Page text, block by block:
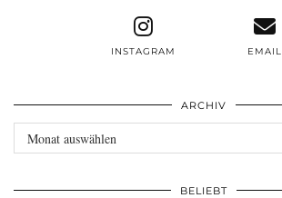
INSTAGRAM EMAIL
ARCHIV
Archiv
BELIEBT